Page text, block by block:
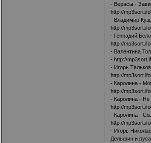
- Верасы -
http://
- Владимир
http://
- Геннадий
http://
- Валентина
-http://
- Игорь
http://
- Каролина -
http://
- Каролина - Не
http://
- Каролина -
http://
- Игорь
Дельфин и